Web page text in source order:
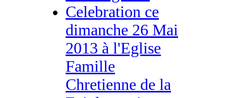
Celebration ce
dimanche 26 Mai
2013 à l'Eglise
Famille
Chretienne de la